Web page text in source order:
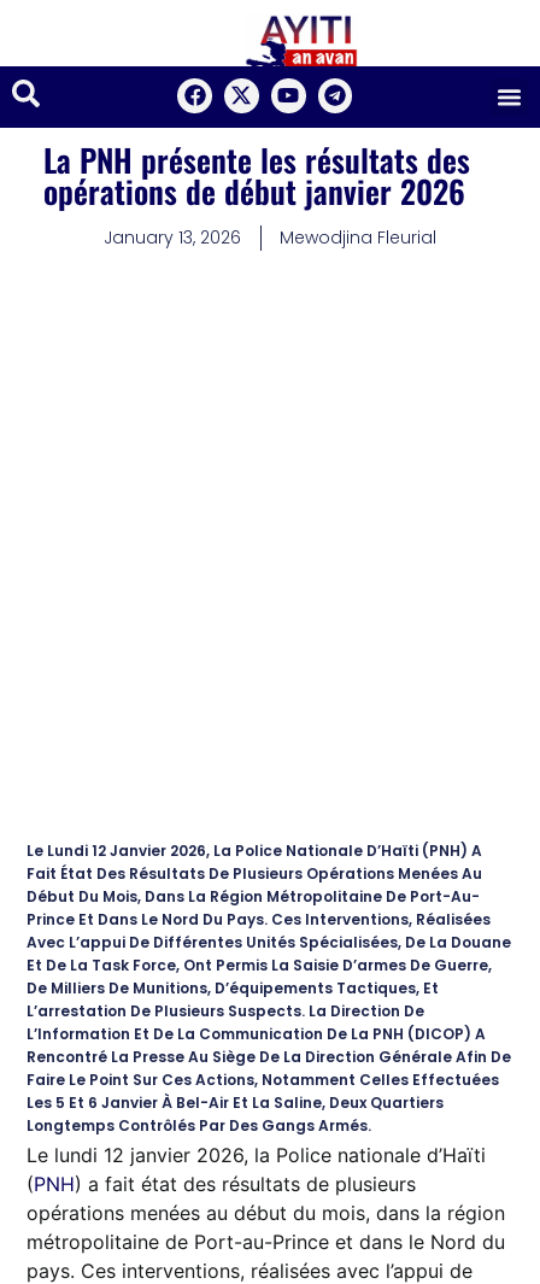
La PNH présente les résultats des
opérations de début janvier 2026
January 13, 2026 Mewodjina Fleurial
Le Lundi 12 Janvier 2026, La Police Nationale D’Haïti (PNH) A
Fait État Des Résultats De Plusieurs Opérations Menées Au
Début Du Mois, Dans La Région Métropolitaine De Port-Au-
Prince Et Dans Le Nord Du Pays. Ces Interventions, Réalisées
Avec L’appui De Différentes Unités Spécialisées, De La Douane
Et De La Task Force, Ont Permis La Saisie D’armes De Guerre,
De Milliers De Munitions, D’équipements Tactiques, Et
L’arrestation De Plusieurs Suspects. La Direction De
L’Information Et De La Communication De La PNH (DICOP) A
Rencontré La Presse Au Siège De La Direction Générale Afin De
Faire Le Point Sur Ces Actions, Notamment Celles Effectuées
Les 5 Et 6 Janvier À Bel-Air Et La Saline, Deux Quartiers
Longtemps Contrôlés Par Des Gangs Armés.
Le lundi 12 janvier 2026, la Police nationale d’Haïti
(PNH) a fait état des résultats de plusieurs
opérations menées au début du mois, dans la région
métropolitaine de Port-au-Prince et dans le Nord du
pays. Ces interventions, réalisées avec l’appui de